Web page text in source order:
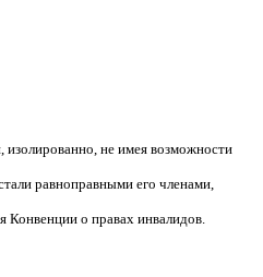
не имея возможности
равноправными его членами,
Конвенции о правах инвалидов.